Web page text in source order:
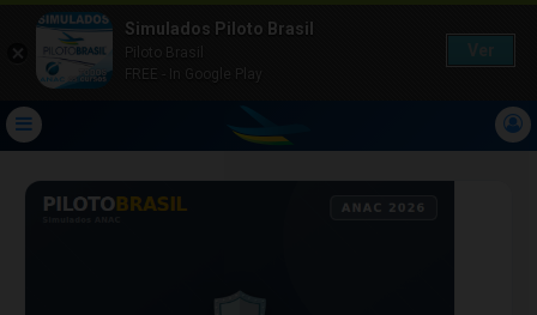
Simulados Piloto Brasil
Piloto Brasil
FREE - In Google Play